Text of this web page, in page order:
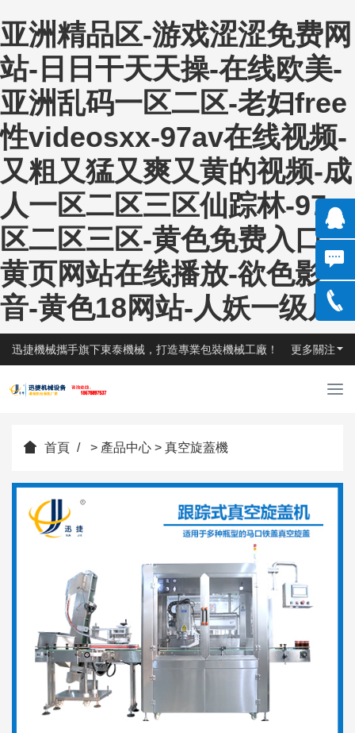
亚洲精品区-游戏涩涩免费网
站-日日干天天操-在线欧美-
亚洲乱码一区二区-老妇free
性videosxx-97av在线视频-
又粗又猛又爽又黄的视频-成
人一区二区三区仙踪林-97一
区二区三区-黄色免费入口-
黄页网站在线播放-欲色影
音-黄色18网站-人妖一级片
迅捷機械攜手旗下東泰機械，打造專業包裝機械工廠！ 更多關注
T
e
首頁 > 產品中心 > 真空旋蓋機
QQ:13
301150
3
135890